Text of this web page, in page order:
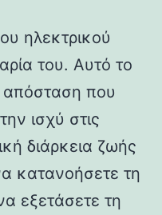
ηλεκτρικού
του. Αυτό το
απόσταση που
ισχύ στις
διάρκεια ζωής
κατανοήσετε τη
εξετάσετε τη